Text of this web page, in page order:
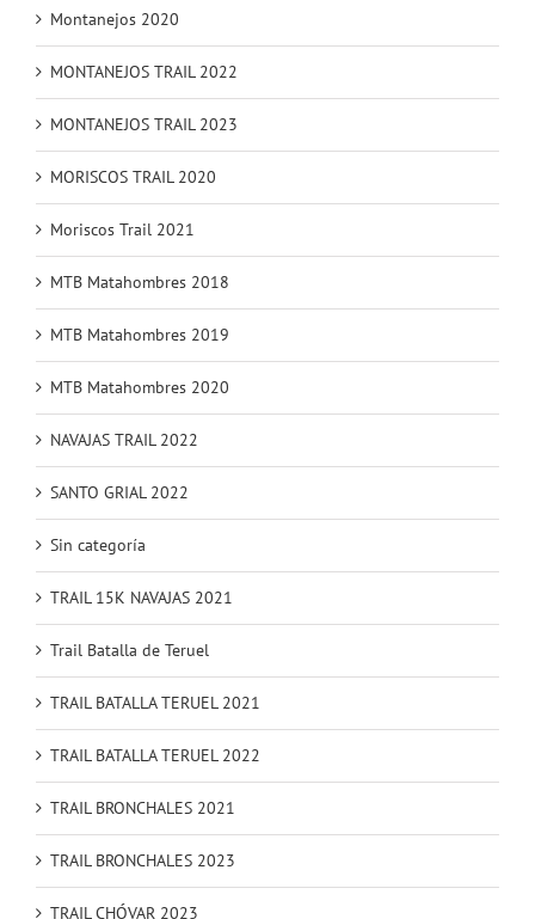
Montanejos 2020
MONTANEJOS TRAIL 2022
MONTANEJOS TRAIL 2023
MORISCOS TRAIL 2020
Moriscos Trail 2021
MTB Matahombres 2018
MTB Matahombres 2019
MTB Matahombres 2020
NAVAJAS TRAIL 2022
SANTO GRIAL 2022
Sin categoría
TRAIL 15K NAVAJAS 2021
Trail Batalla de Teruel
TRAIL BATALLA TERUEL 2021
TRAIL BATALLA TERUEL 2022
TRAIL BRONCHALES 2021
TRAIL BRONCHALES 2023
TRAIL CHÓVAR 2023